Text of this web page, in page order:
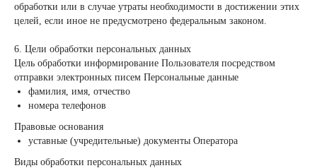
обработки или в случае утраты необходимости в достижении этих
целей, если иное не предусмотрено федеральным законом.
6. Цели обработки персональных данных
Цель обработки информирование Пользователя посредством
отправки электронных писем Персональные данные
фамилия, имя, отчество
номера телефонов
Правовые основания
уставные (учредительные) документы Оператора
Виды обработки персональных данных